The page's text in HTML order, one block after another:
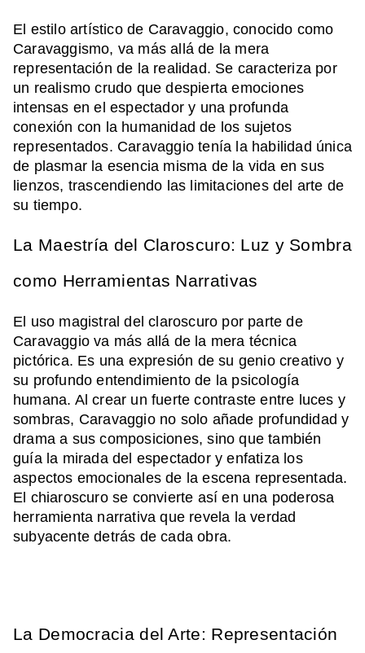
El estilo artístico de Caravaggio, conocido como
Caravaggismo, va más allá de la mera
representación de la realidad. Se caracteriza por
un realismo crudo que despierta emociones
intensas en el espectador y una profunda
conexión con la humanidad de los sujetos
representados. Caravaggio tenía la habilidad única
de plasmar la esencia misma de la vida en sus
lienzos, trascendiendo las limitaciones del arte de
su tiempo.
La Maestría del Claroscuro: Luz y Sombra
como Herramientas Narrativas
El uso magistral del claroscuro por parte de
Caravaggio va más allá de la mera técnica
pictórica. Es una expresión de su genio creativo y
su profundo entendimiento de la psicología
humana. Al crear un fuerte contraste entre luces y
sombras, Caravaggio no solo añade profundidad y
drama a sus composiciones, sino que también
guía la mirada del espectador y enfatiza los
aspectos emocionales de la escena representada.
El chiaroscuro se convierte así en una poderosa
herramienta narrativa que revela la verdad
subyacente detrás de cada obra.
La Democracia del Arte: Representación